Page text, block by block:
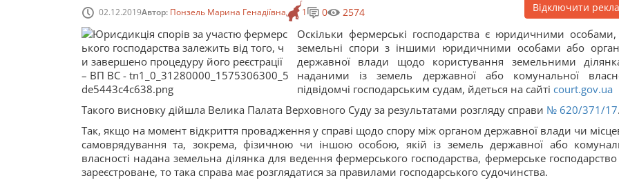
02.12.2019Автор: Понзель Марина Генадіївна 1 0 2574 Відключити
Оскільки фермерські господарства є юридичними особами,
земельні спори з іншими юридичними особами або
державної влади щодо користування земельними
наданими із земель державної або комунальної
підвідомчі господарським судам, йдеться на сайті court.gov.ua
Такого висновку дійшла Велика Палата Верховного Суду за результатами розгляду справи № 620/371/17.
Так, якщо на момент відкриття провадження у справі щодо спору між органом державної влади чи
самоврядування та, зокрема, фізичною чи іншою особою, якій із земель державної або
власності надана земельна ділянка для ведення фермерського господарства, фермерське
зареєстроване, то така справа має розглядатися за правилами господарського судочинства.